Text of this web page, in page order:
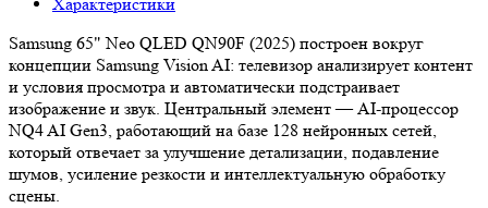
Характеристики
Samsung 65" Neo QLED QN90F (2025) построен вокруг
концепции Samsung Vision AI: телевизор анализирует контент
и условия просмотра и автоматически подстраивает
изображение и звук. Центральный элемент — AI-процессор
NQ4 AI Gen3, работающий на базе 128 нейронных сетей,
который отвечает за улучшение детализации, подавление
шумов, усиление резкости и интеллектуальную обработку
сцены.